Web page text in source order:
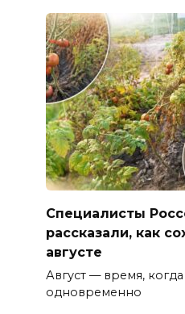
Специалисты
рассказали, как
августе
Август — время,
одновременно